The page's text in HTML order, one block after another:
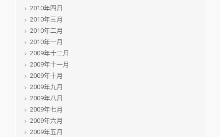
2010年四月
2010年三月
2010年二月
2010年一月
2009年十二月
2009年十一月
2009年十月
2009年九月
2009年八月
2009年七月
2009年六月
2009年五月